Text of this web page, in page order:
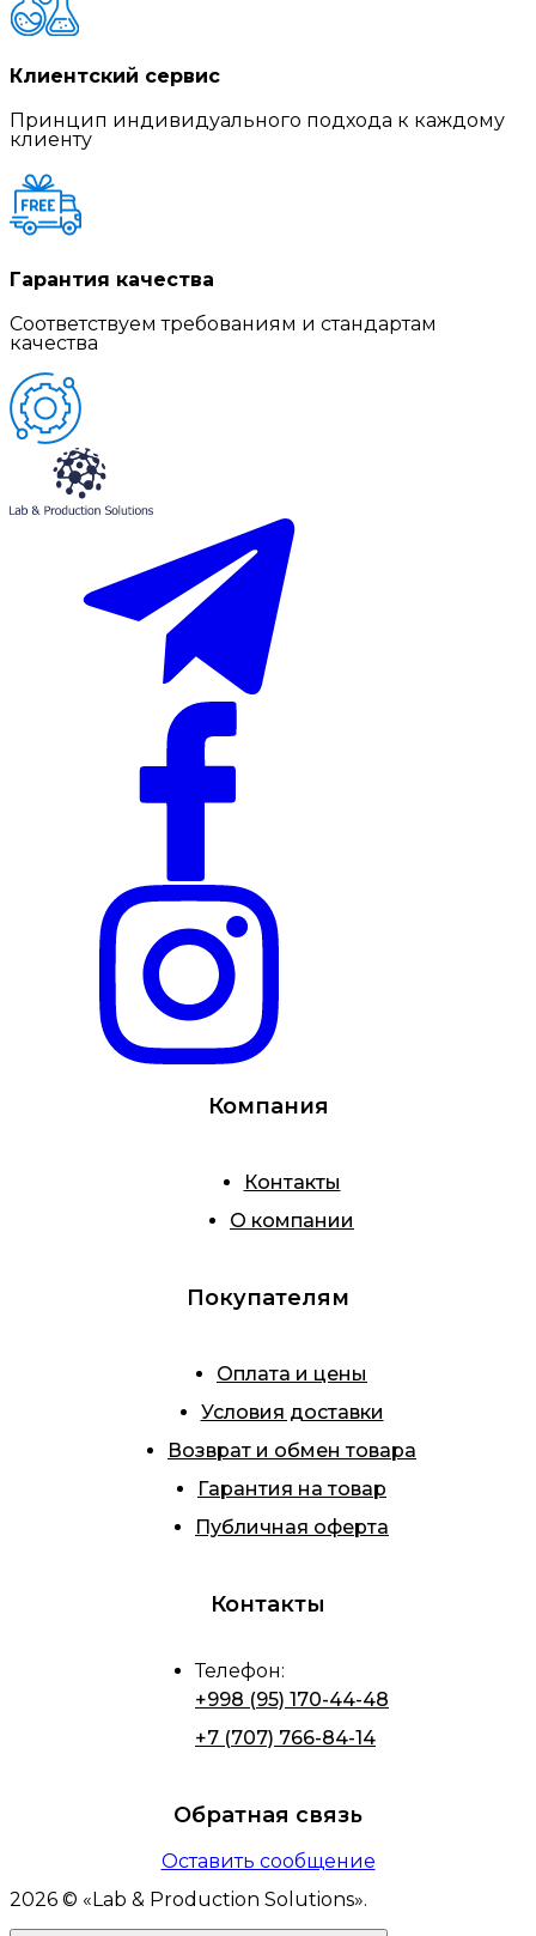
Клиентский сервис
Принцип индивидуального подхода к каждому
клиенту
Гарантия качества
Соответствуем требованиям и стандартам
качества
Компания
Контакты
О компании
Покупателям
Оплата и цены
Условия доставки
Возврат и обмен товара
Гарантия на товар
Публичная оферта
Контакты
Телефон:
+998 (95) 170-44-48
+7 (707) 766-84-14
Обратная связь
Оставить сообщение
2026 © « Lab & Production Solutions».